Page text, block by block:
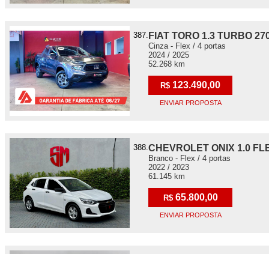
387. FIAT TORO 1.3 TURBO
Cinza - Flex / 4 portas
2024 / 2025
52.268 km
R$ 123.490,00
ENVIAR PROPOSTA
388.CHEVROLET ONIX 1.0
Branco - Flex / 4 portas
2022 / 2023
61.145 km
R$ 65.800,00
ENVIAR PROPOSTA